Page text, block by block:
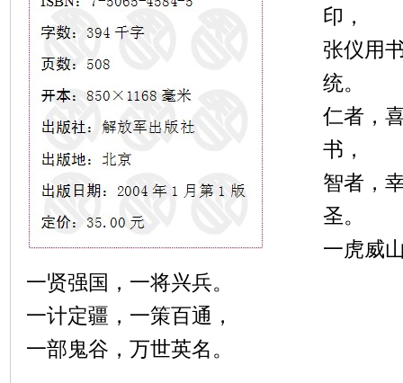
印，
张仪用
统。
仁者，
书，
智者，
圣。
一虎威
一贤强国，一将兴兵。
一计定疆，一策百通，
一部鬼谷，万世英名。